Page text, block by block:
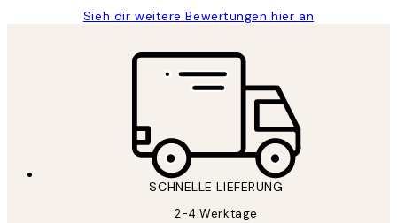
Sieh dir weitere Bewertungen hier an
SCHNELLE LIEFERUNG
2-4 Werktage